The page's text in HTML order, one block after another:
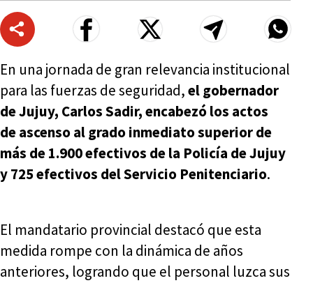
En una jornada de gran relevancia institucional
para las fuerzas de seguridad,el gobernador
de Jujuy, Carlos Sadir, encabezó los actos
de ascenso al grado inmediato superior de
más de 1.900 efectivos de la Policía de Jujuy
y 725 efectivos del Servicio Penitenciario.
El mandatario provincial destacó que esta
medida rompe con la dinámica de años
anteriores, logrando que el personal luzca sus